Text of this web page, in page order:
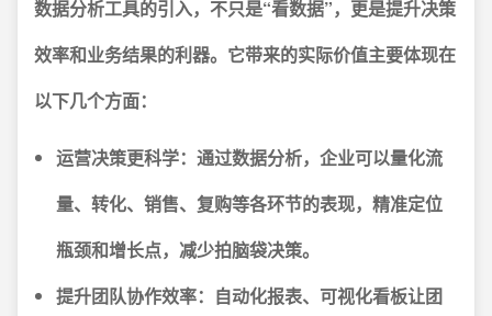
数据分析工具的引入，不只是“看数据”，更是提升决策
效率和业务结果的利器。它带来的实际价值主要体现在
以下几个方面：
运营决策更科学： 通过数据分析，企业可以量化流
量、转化、销售、复购等各环节的表现，精准定位
瓶颈和增长点，减少拍脑袋决策。
提升团队协作效率： 自动化报表、可视化看板让团